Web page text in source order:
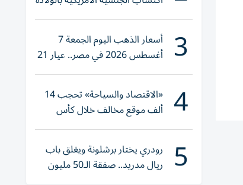
3 أسعار الذهب اليوم الجمعة 7
أغسطس 2026 في مصر.. عيار 21
يقترب من هذا الرقم
4 «الاقتصاد والسياحة» تحجب 14
ألف موقع مخالف خلال كأس
العالم 2026
5 رودري يختار برشلونة ويغلق باب
ريال مدريد.. صفقة الـ50 مليون